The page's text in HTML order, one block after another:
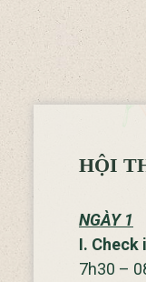
HỘI
NGÀY 1
I. Check
7h30 –